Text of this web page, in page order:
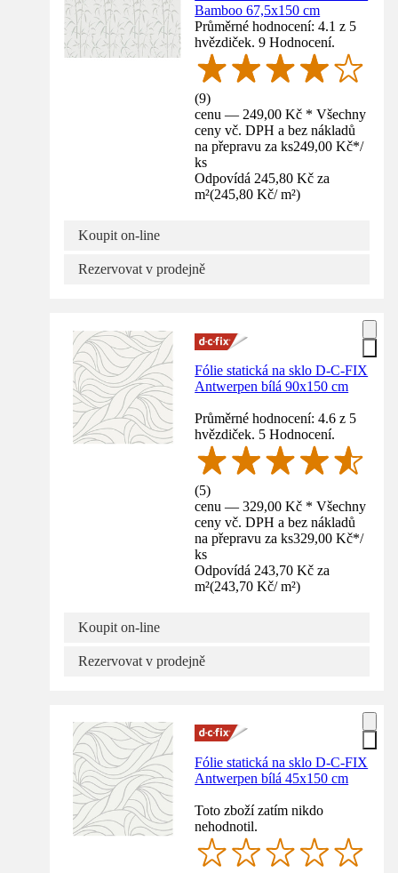
Bamboo 67,5x150 cm
Průměrné hodnocení: 4.1 z 5
hvězdiček. 9 Hodnocení.
(9)
cenu — 249,00 Kč * Všechny
ceny vč. DPH a bez nákladů
na přepravu za ks249,00 Kč*/
ks
Odpovídá 245,80 Kč za
m²(245,80 Kč/ m²)
Koupit on-line
Rezervovat v prodejně
Fólie statická na sklo D-C-FIX
Antwerpen bílá 90x150 cm
Průměrné hodnocení: 4.6 z 5
hvězdiček. 5 Hodnocení.
(5)
cenu — 329,00 Kč * Všechny
ceny vč. DPH a bez nákladů
na přepravu za ks329,00 Kč*/
ks
Odpovídá 243,70 Kč za
m²(243,70 Kč/ m²)
Koupit on-line
Rezervovat v prodejně
Fólie statická na sklo D-C-FIX
Antwerpen bílá 45x150 cm
Toto zboží zatím nikdo
nehodnotil.